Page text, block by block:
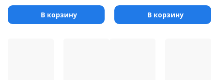
В корзину В корзину